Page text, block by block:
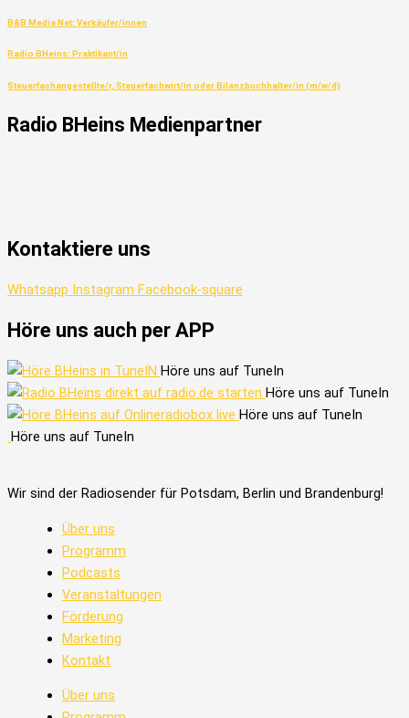
B&B Media Net: Verkäufer/innen
Radio BHeins: Praktikant/in
Steuerfachangestellte/r, Steuerfachwirt/in oder Bilanzbuchhalter/in (m/w/d)
Radio BHeins Medienpartner
Kontaktiere uns
Whatsapp Instagram Facebook-square
Höre uns auch per APP
Höre uns auf TuneIn
Höre uns auf TuneIn
Höre uns auf TuneIn
Höre uns auf TuneIn
Wir sind der Radiosender für Potsdam, Berlin und Brandenburg!
Über uns
Programm
Podcasts
Veranstaltungen
Förderung
Marketing
Kontakt
Über uns